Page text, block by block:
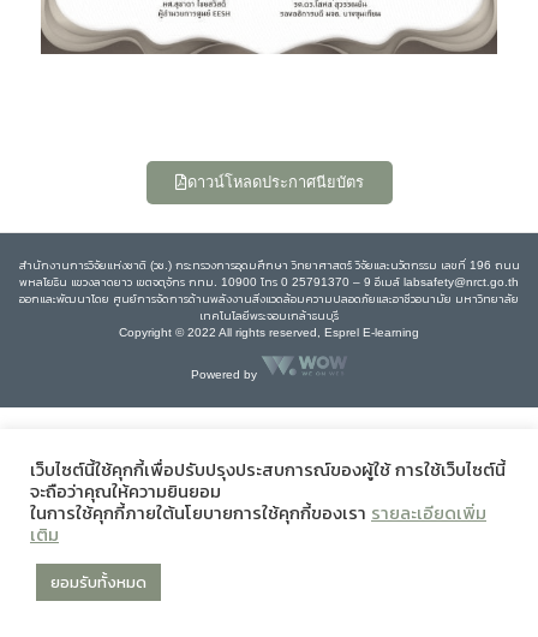
ดาวน์โหลดประกาศนียบัตร
สำนักงานการวิจัยแห่งชาติ (วช.) กระทรวงการอุดมศึกษา วิทยาศาสตร์ วิจัยและนวัตกรรม เลขที่ 196 ถนน
พหลโยธิน แขวงลาดยาว เขตจตุจักร กทม. 10900 โทร 0 25791370 – 9 อีเมล์ labsafety@nrct.go.th
ออกและพัฒนาโดย ศูนย์การจัดการด้านพลังงานสิ่งแวดล้อมความปลอดภัยและอาชีวอนามัย มหาวิทยาลัย
เทคโนโลยีพระจอมเกล้าธนบุรี
Copyright © 2022 All rights reserved, Esprel E-learning
Powered by
เว็บไซต์นี้ใช้คุกกี้เพื่อปรับปรุงประสบการณ์ของผู้ใช้ การใช้เว็บไซต์นี้
จะถือว่าคุณให้ความยินยอม
ในการใช้คุกกี้ภายใต้นโยบายการใช้คุกกี้ของเรา รายละเอียดเพิ่ม
เติม
ยอมรับทั้งหมด